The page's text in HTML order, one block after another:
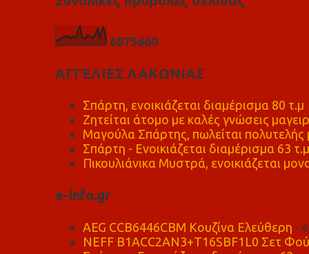
6875660
ΑΓΓΕΛΙΕΣ ΛΑΚΩΝΙΑΣ
Σπάρτη, ενοικιάζεται διαμέρισμα 80 τ.μ
Ζητείται άτομο με καλές γνώσεις
Μαγούλα Σπάρτης, πωλείται πολυτελής
Σπάρτη - Ενοικιάζεται διαμέρισμα 63 τ.μ
Πικουλιάνικα Μυστρά, ενοικιάζεται
e-info.gr
AEG CCB6446CBM Κουζίνα Ελεύθερη -
NEFF B1ACC2AN3+T16SBF1L0 Σετ